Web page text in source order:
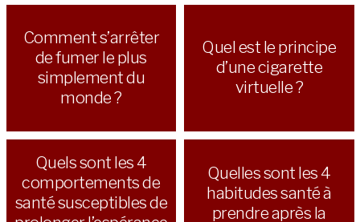
Comment s’arrêter
de fumer le plus
simplement du
monde ?
Quel est le principe
d’une cigarette
virtuelle ?
Quels sont les 4
comportements de
santé susceptibles de
Quelles sont les 4
habitudes santé à
prendre après la